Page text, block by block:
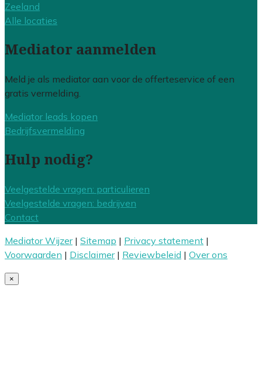
Zeeland
Alle locaties
Mediator aanmelden
Meld je als mediator aan voor de offerteservice of een
gratis vermelding.
Mediator leads kopen
Bedrijfsvermelding
Hulp nodig?
Veelgestelde vragen: particulieren
Veelgestelde vragen: bedrijven
Contact
Mediator Wijzer| Sitemap | Privacy statement |
Voorwaarden | Disclaimer| Reviewbeleid | Over ons
×